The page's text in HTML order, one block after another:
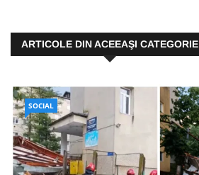
ARTICOLE DIN ACEEAŞI CATEGORIE
SOCIAL